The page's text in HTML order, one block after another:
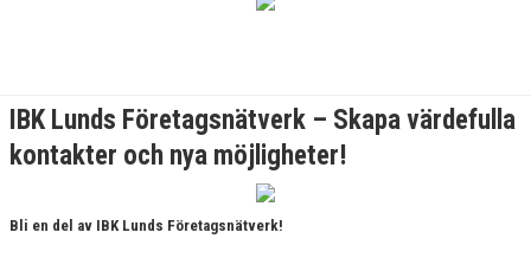
KONTAKT
IBK Lunds Företagsnätverk – Skapa värdefulla
kontakter och nya möjligheter!
Bli en del av IBK Lunds Företagsnätverk!